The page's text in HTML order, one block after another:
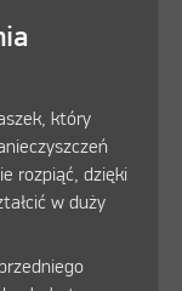
który
rozpiąć, dzięki
w duży